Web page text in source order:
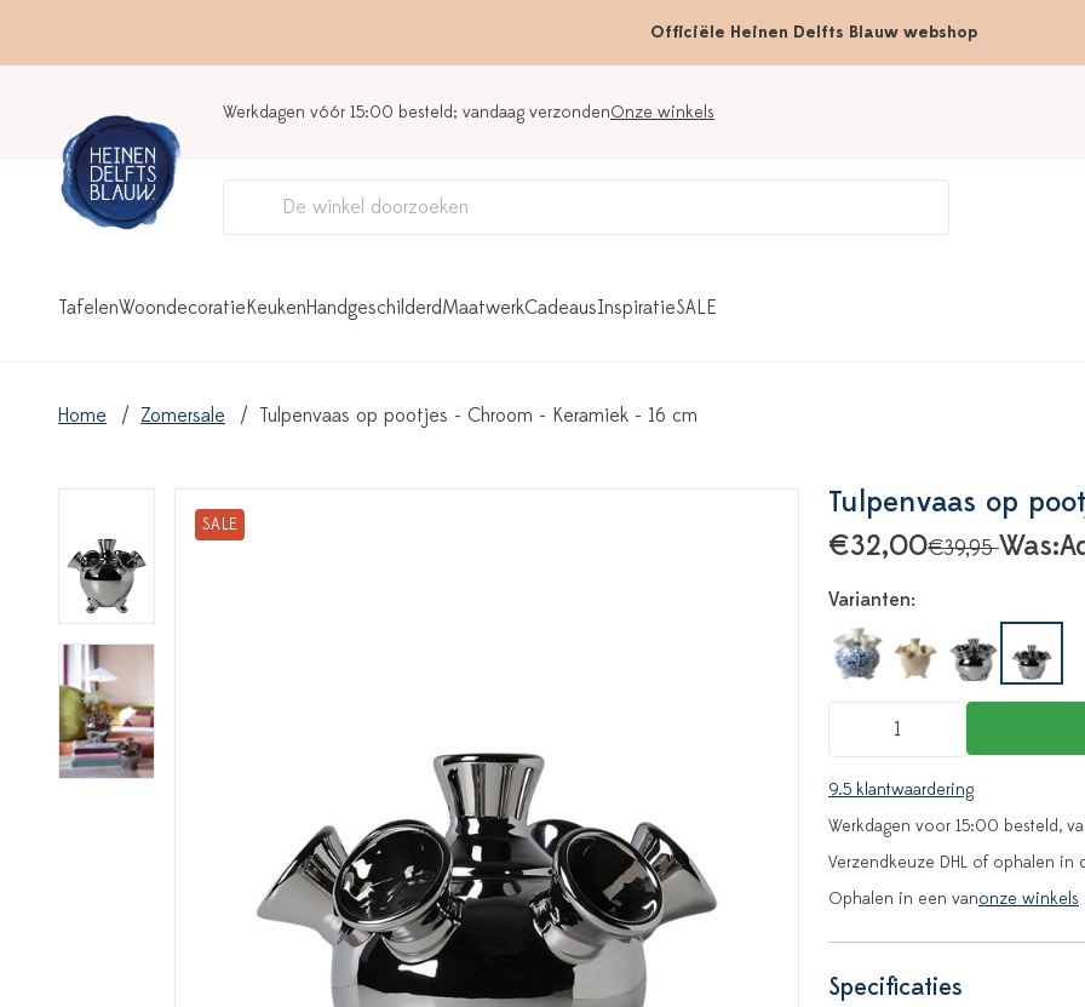
Officiële Heinen Delfts Blauw webshop
Werkdagen vóór 15:00 besteld; vandaag verzondenOnze winkels
TafelenWoondecoratieKeukenHandgeschilderdMaatwerkCadeausInspiratieSALE
Home Zomersale Tulpenvaas op pootjes - Chroom - Keramiek - 16 cm
SALE
Tulpenvaas op
€39,95Was:
€32,00
Varianten:
9.5 klantwaardering
Werkdagen voor 15:00 besteld,
Verzendkeuze DHL of ophalen in
Ophalen in een vanonze winkels
Specificaties